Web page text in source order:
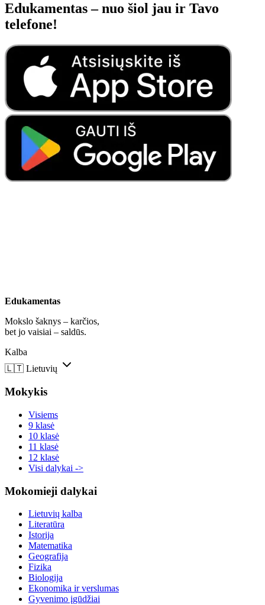
Edukamentas – nuo šiol jau ir Tavo
telefone!
Edukamentas
Mokslo šaknys – karčios,
bet jo vaisiai – saldūs.
Kalba
🇱🇹 Lietuvių
Mokykis
Visiems
9 klasė
10 klasė
11 klasė
12 klasė
Visi dalykai ->
Mokomieji dalykai
Lietuvių kalba
Literatūra
Istorija
Matematika
Geografija
Fizika
Biologija
Ekonomika ir verslumas
Gyvenimo įgūdžiai